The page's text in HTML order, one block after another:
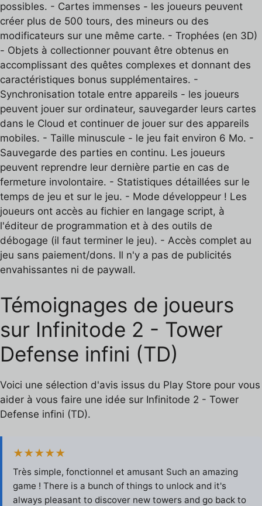
possibles. - Cartes immenses - les joueurs peuvent
créer plus de 500 tours, des mineurs ou des
modificateurs sur une même carte. - Trophées (en 3D)
- Objets à collectionner pouvant être obtenus en
accomplissant des quêtes complexes et donnant des
caractéristiques bonus supplémentaires. -
Synchronisation totale entre appareils - les joueurs
peuvent jouer sur ordinateur, sauvegarder leurs cartes
dans le Cloud et continuer de jouer sur des appareils
mobiles. - Taille minuscule - le jeu fait environ 6 Mo. -
Sauvegarde des parties en continu. Les joueurs
peuvent reprendre leur dernière partie en cas de
fermeture involontaire. - Statistiques détaillées sur le
temps de jeu et sur le jeu. - Mode développeur ! Les
joueurs ont accès au fichier en langage script, à
l'éditeur de programmation et à des outils de
débogage (il faut terminer le jeu). - Accès complet au
jeu sans paiement/dons. Il n'y a pas de publicités
envahissantes ni de paywall.
Témoignages de joueurs
sur Infinitode 2 - Tower
Defense infini (TD)
Voici une sélection d'avis issus du Play Store pour vous
aider à vous faire une idée sur Infinitode 2 - Tower
Defense infini (TD).
★★★★★
Très simple, fonctionnel et amusant Such an amazing
game ! There is a bunch of things to unlock and it's
always pleasant to discover new towers and go back to